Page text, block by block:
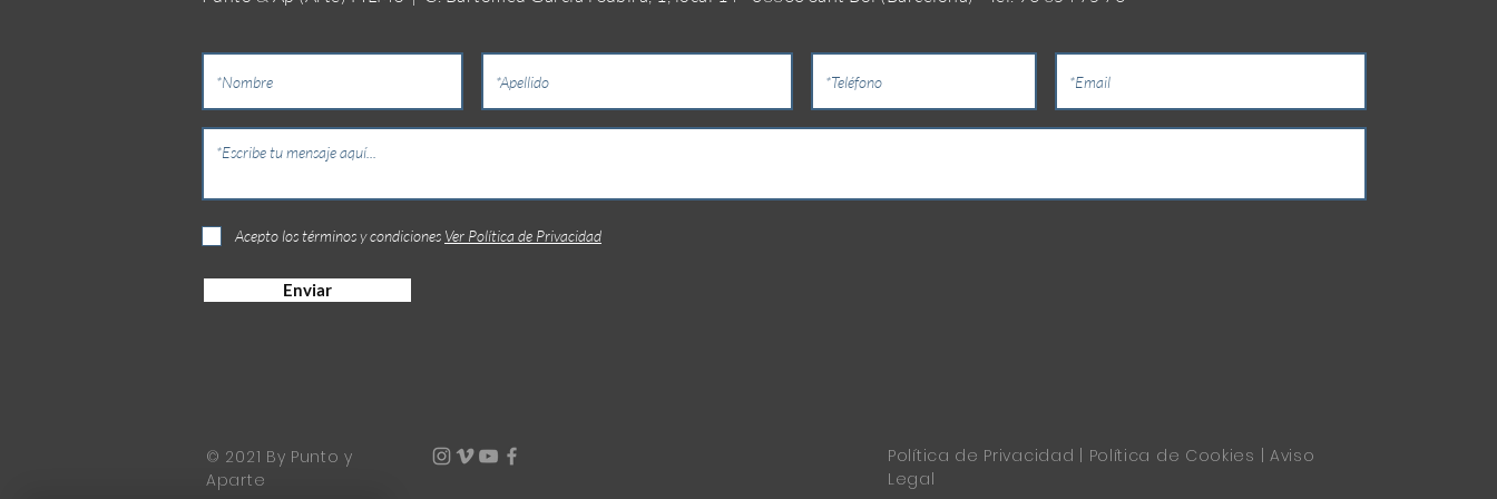
Acepto los términos y condiciones Ver Política de Privacidad
Enviar
© 2021 By Punto y
Aparte
Política de Privacidad Política de Cookies
Aviso
Legal